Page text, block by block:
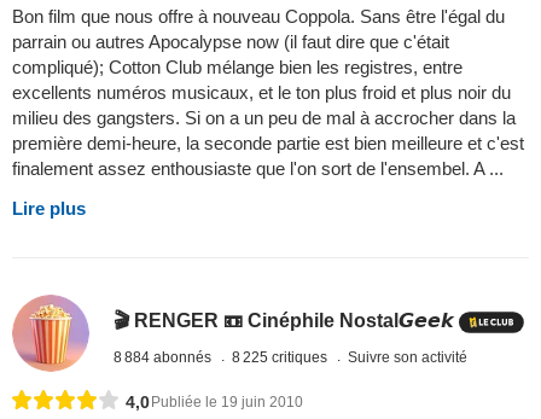
Bon film que nous offre à nouveau Coppola. Sans être l'égal du
parrain ou autres Apocalypse now (il faut dire que c'était
compliqué); Cotton Club mélange bien les registres, entre
excellents numéros musicaux, et le ton plus froid et plus noir du
milieu des gangsters. Si on a un peu de mal à accrocher dans la
première demi-heure, la seconde partie est bien meilleure et c'est
finalement assez enthousiaste que l'on sort de l'ensembel. A ...
Lire plus
🎬 RENGER 📼 Cinéphile Nostal𝙂𝙚𝙚𝙠
8 884 abonnés 8 225 critiques Suivre son activité
4,0 Publiée le 19 juin 2010